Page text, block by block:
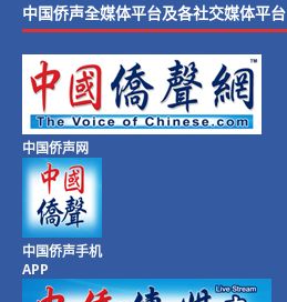
中国侨声全媒体平台及各社交媒体平台
中国侨声网
中国侨声手机
APP